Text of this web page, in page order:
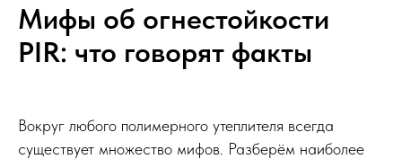
Мифы об огнестойкости
PIR: что говорят факты
Вокруг любого полимерного утеплителя всегда
существует множество мифов. Разберём наиболее